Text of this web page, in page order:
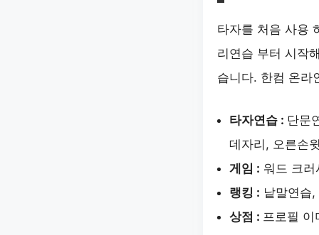
타자를 처음 사용
리연습 부터 시작
습니다. 한컴 온라
타자연습 : 단문
데자리, 오른손
게임 : 워드 크
랭킹 : 낱말연습
상점 : 프로필